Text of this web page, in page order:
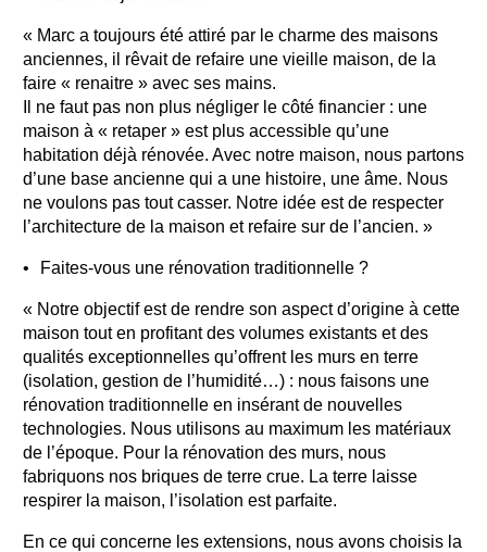
« Marc a toujours été attiré par le charme des maisons
anciennes, il rêvait de refaire une vieille maison, de la
faire « renaitre » avec ses mains.
Il ne faut pas non plus négliger le côté financier : une
maison à « retaper » est plus accessible qu’une
habitation déjà rénovée. Avec notre maison, nous partons
d’une base ancienne qui a une histoire, une âme. Nous
ne voulons pas tout casser. Notre idée est de respecter
l’architecture de la maison et refaire sur de l’ancien. »
Faites-vous une rénovation traditionnelle ?
« Notre objectif est de rendre son aspect d’origine à cette
maison tout en profitant des volumes existants et des
qualités exceptionnelles qu’offrent les murs en terre
(isolation, gestion de l’humidité…) : nous faisons une
rénovation traditionnelle en insérant de nouvelles
technologies. Nous utilisons au maximum les matériaux
de l’époque. Pour la rénovation des murs, nous
fabriquons nos briques de terre crue. La terre laisse
respirer la maison, l’isolation est parfaite.
En ce qui concerne les extensions, nous avons choisis la